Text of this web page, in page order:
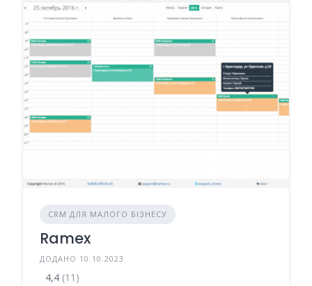
CRM ДЛЯ МАЛОГО БІЗНЕСУ
Ramex
ДОДАНО 10.10.2023
4,4 (11)